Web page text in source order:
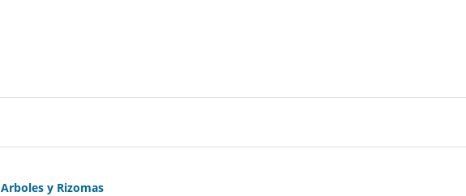
Arboles y Rizomas